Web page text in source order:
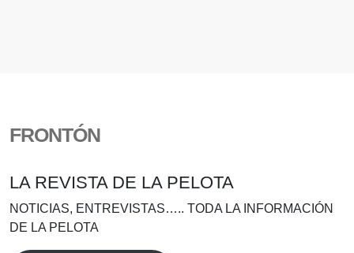
FRONTÓN
LA REVISTA DE LA PELOTA
NOTICIAS, ENTREVISTAS….. TODA LA INFORMACIÓN
DE LA PELOTA